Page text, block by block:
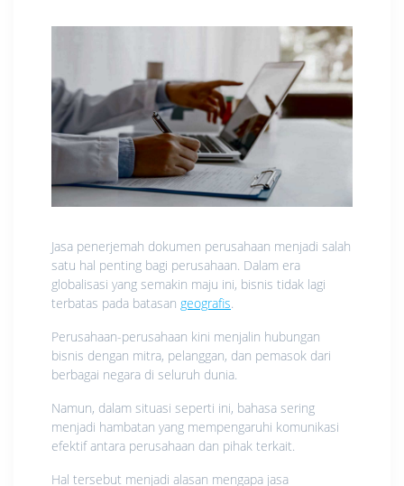
Jasa penerjemah dokumen perusahaan menjadi salah
satu hal penting bagi perusahaan. Dalam era
globalisasi yang semakin maju ini, bisnis tidak lagi
terbatas pada batasan geografis.
Perusahaan-perusahaan kini menjalin hubungan
bisnis dengan mitra, pelanggan, dan pemasok dari
berbagai negara di seluruh dunia.
Namun, dalam situasi seperti ini, bahasa sering
menjadi hambatan yang mempengaruhi komunikasi
efektif antara perusahaan dan pihak terkait.
Hal tersebut menjadi alasan mengapa jasa